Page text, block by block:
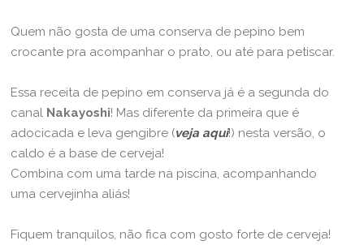
Quem não gosta de uma conserva de pepino bem
crocante pra acompanhar o prato, ou até para petiscar.
Essa receita de pepino em conserva já é a segunda do
canal Nakayoshi! Mas diferente da primeira que é
adocicada e leva gengibre (veja aqui!) nesta versão, o
caldo é a base de cerveja!
Combina com uma tarde na piscina, acompanhando
uma cervejinha aliás!
Fiquem tranquilos, não fica com gosto forte de cerveja!